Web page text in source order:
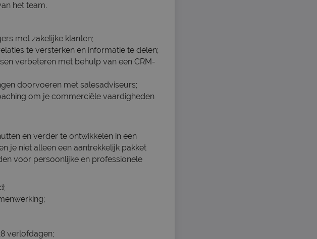
het team.
met zakelijke klanten;
te versterken en informatie te delen;
verbeteren met behulp van een CRM-
doorvoeren met salesadviseurs;
om je commerciële vaardigheden
en verder te ontwikkelen in een
je niet alleen een aantrekkelijk pakket
voor persoonlijke en professionele
verlofdagen;